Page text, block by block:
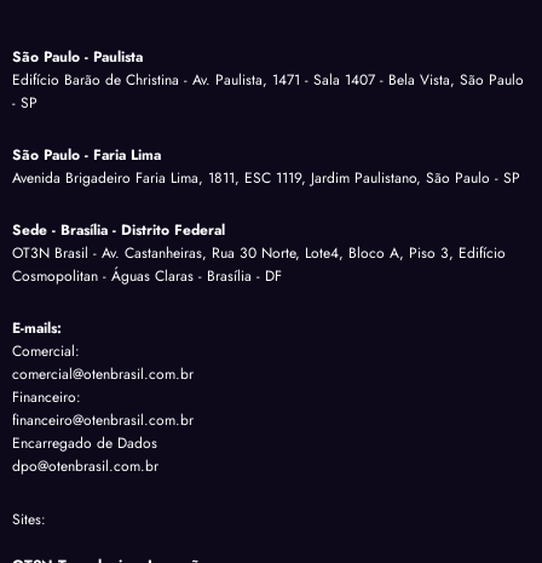
São Paulo - Paulista
Edifício Barão de Christina - Av. Paulista, 1471 - Sala 1407 - Bela Vista, São Paulo
- SP
São Paulo - Faria Lima
Avenida Brigadeiro Faria Lima, 1811, ESC 1119, Jardim Paulistano, São Paulo - SP
Sede - Brasília - Distrito Federal
OT3N Brasil - Av. Castanheiras, Rua 30 Norte, Lote4, Bloco A, Piso 3, Edifício
Cosmopolitan - Águas Claras - Brasília - DF
E-mails:
Comercial:
comercial@otenbrasil.com.br
Financeiro:
financeiro@otenbrasil.com.br
Encarregado de Dados
dpo@otenbrasil.com.br
Sites: